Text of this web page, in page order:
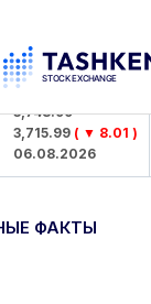
AJ)
3,748.99
3,715.99( ▼ 8.01 )
06.08.2026
ФАКТЫ